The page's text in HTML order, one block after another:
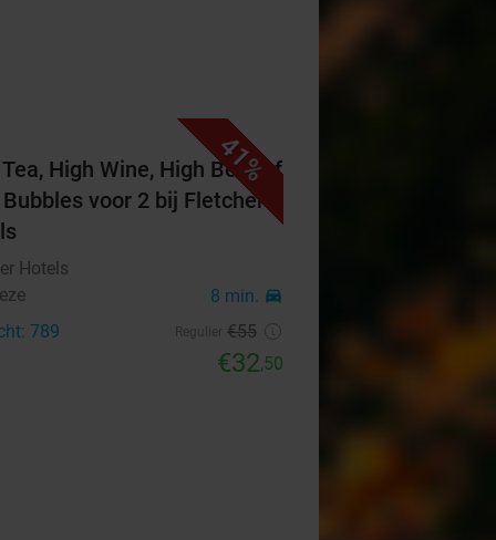
41%
Tea, High Wine, High Beer of
Bubbles voor 2 bij Fletcher
Hotels
8 min. directions_car
789 €55
€32,50